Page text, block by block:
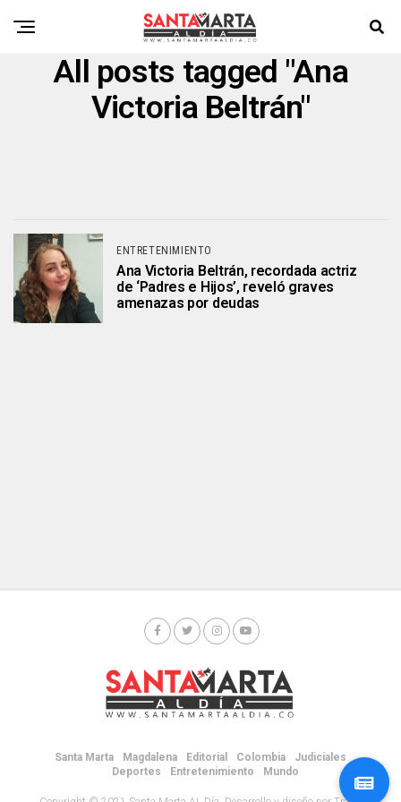
All posts tagged "Ana
Victoria Beltrán"
ENTRETENIMIENTO
Ana Victoria Beltrán, recordada actriz
de ‘Padres e Hijos’, reveló graves
amenazas por deudas
Santa Marta Magdalena Editorial Colombia
Judiciales
Deportes
Entretenimiento Mundo